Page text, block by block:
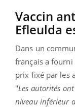
Vaccin
Efleulda
Dans un
français a fourni
prix fixé par les
"Les autorités
niveau inférieur